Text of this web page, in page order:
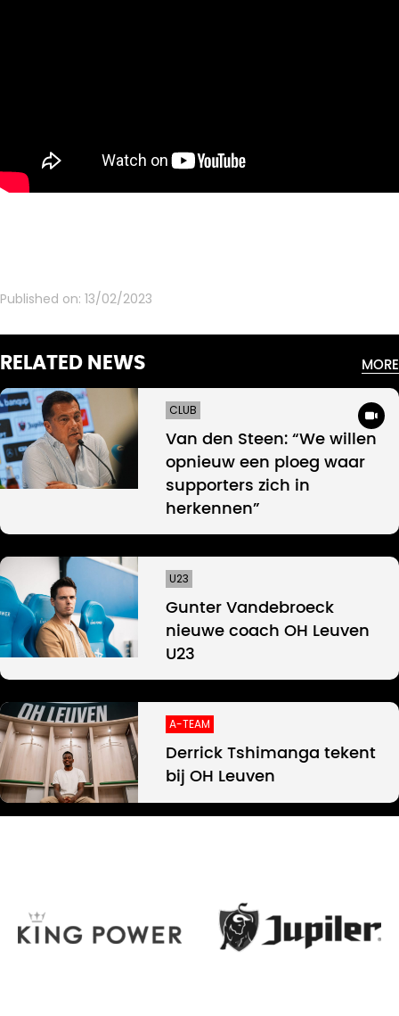
Published on: 13/02/2023
RELATED NEWS MORE
CLUB
Van den Steen: “We willen
opnieuw een ploeg waar
supporters zich in
herkennen”
U23
Gunter Vandebroeck
nieuwe coach OH Leuven
U23
A-TEAM
Derrick Tshimanga tekent
bij OH Leuven